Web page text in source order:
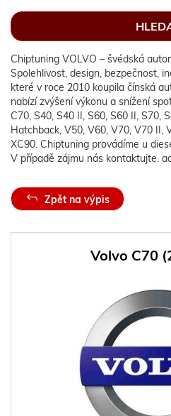
Chiptuning VOLVO – švédská
Spolehlivost, design, bezpečnost,
které v roce 2010 koupila čínská
nabízí zvýšení výkonu a snížení
C70, S40, S40 II, S60, S60 II, S70,
Hatchback, V50, V60, V70, V70 II,
XC90. Chiptuning provádíme u
V případě zájmu nás kontaktujte.
Zpět na výpis
Volvo C70